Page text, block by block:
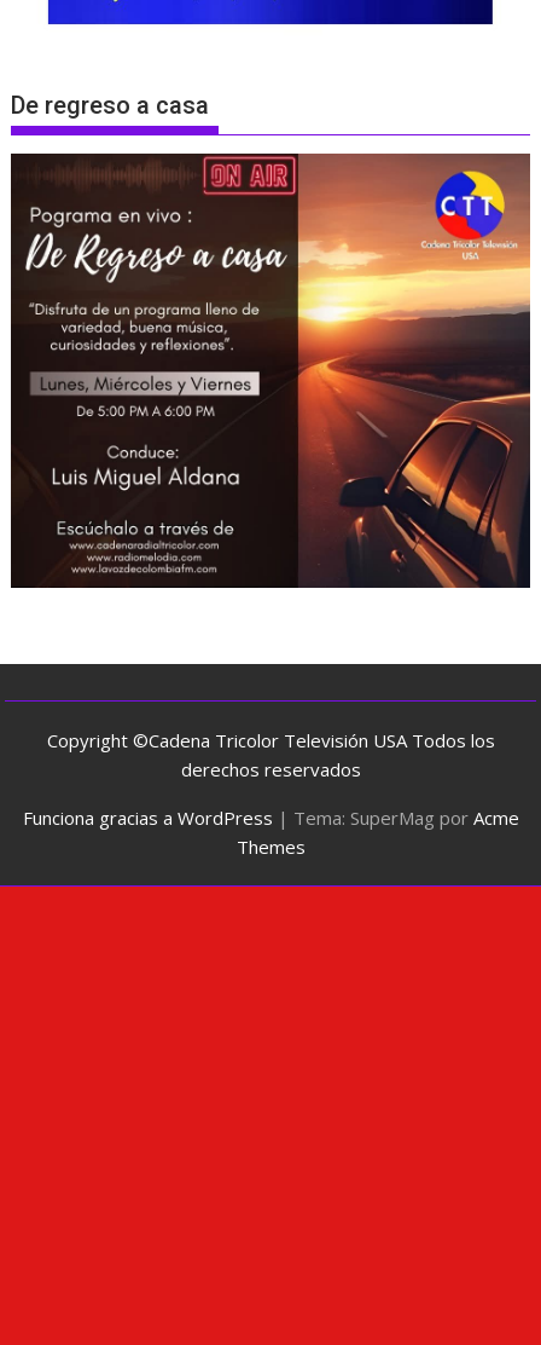
De regreso a casa
Copyright ©Cadena Tricolor Televisión USA Todos los
derechos reservados
Funciona gracias a WordPress | Tema: SuperMag por Acme
Themes